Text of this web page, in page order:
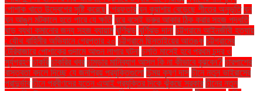
পোশাক খাতে উদ্বেগের সৃষ্টি করেছে গ্রেফতার ঘন কুয়াশায় বেড়েছে শীতের অনুভূতি ঘন
ঘন আঙুল মটকালে হতে পারে যে ক্ষতি ঘরে বসেই ভ্রুর আকার ঠিক করার সহজ পদ্ধতি
ঘাড় ব্যথা কমানোর জন্য সহজ ব্যায়াম ঘূর্ণিঝড় ঘূর্ণিঝড় দানা চট্টগ্রামে আইনজীবী হত্যায়
: যৌথ বাহিনীর অভিযানে গ্রেপ্তার ২০ চট্টগ্রামে ছিনতাইয়ের আতঙ্ক চট্টগ্রামের
টেরিবাজারে পোশাকের গুদামে আগুন লাগার ঘটনা চলতি মাসেই হবে প্রথম চন্দ্র ও
সূর্যগ্রহণ চাকরি চাকরির খবর চামড়ার মানিব্যাগ আসল কি না কীভাবে বুঝবেন? চারপাশের
বাস্তবতা বদলে দিচ্ছে যে জনপ্রিয় প্রযুক্তিগুলো চিন্ময় কৃষ্ণ দাস চীনে নতুন ভাইরাসের
প্রাদুর্ভাব চীনে প্রবীণদের যত্নে এআই প্রযুক্তির দিকে ঝুঁকছে সরকার চীনের নতুন